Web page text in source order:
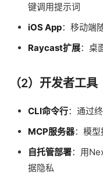
键调用提示词
iOS App：移动端
Raycast扩展：桌
（2）开发者工具
CLI命令行：通过
MCP服务器：模型
自托管部署：用
据隐私